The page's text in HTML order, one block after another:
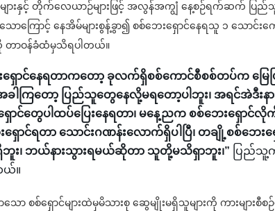
ားနှင့် တိုက်လေယာဉ်များဖြင့် အလွန်အကျွံ နေ့စဉ်ရက်ဆက် ပြည်သူမ
ကြောင့် နေအိမ်များစွန့်ခွာ၍ စစ်ဘေးရှောင်နေရသူ ၁ သောင်းက
တာဝန်ခံထံမှသိရပါတယ်။
ရှောင်နေရတာကတော့ ခုလက်ရှိစစ်ကောင်စီစစ်တပ်က မြေ
ကြတော့ ပြည်သူတွေနေလို့မရတော့ပါဘူး၊ အရင်အဲဒီးန
ောင်တွေပါထပ်ပြေးနေရတာ၊ မနေ့ညက စစ်ဘေးရှောင်
ရှောင်ရတာ သောင်းဂဏန်းလောက်ရှိပါပြီ၊ တချို့စစ်ဘေ
း၊ ဘယ်နားသွားရမယ်ဆိုတာ သူတို့မသိရှာဘူး၊” ပြည်သူ့
ယ်။
စစ်ရှောင်များထဲမှမိသားစု ဆွေမျိုးမရှိသူများကို ကားများစီစဉ်